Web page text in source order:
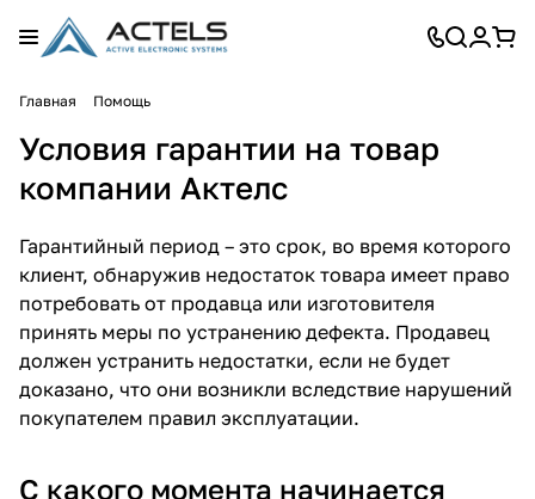
Главная Помощь
Условия гарантии на товар
компании Актелс
Гарантийный период – это срок, во время которого
клиент, обнаружив недостаток товара имеет право
потребовать от продавца или изготовителя
принять меры по устранению дефекта. Продавец
должен устранить недостатки, если не будет
доказано, что они возникли вследствие нарушений
покупателем правил эксплуатации.
С какого момента начинается